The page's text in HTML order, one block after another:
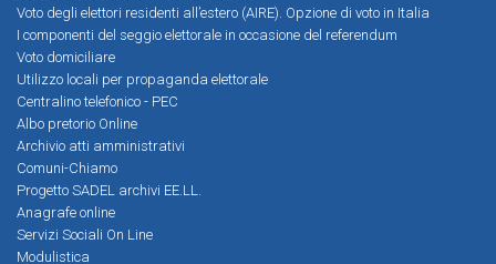
Voto degli elettori residenti all’estero (AIRE). Opzione di voto in Italia
I componenti del seggio elettorale in occasione del referendum
Voto domiciliare
Utilizzo locali per propaganda elettorale
Centralino telefonico - PEC
Albo pretorio Online
Archivio atti amministrativi
Comuni-Chiamo
Progetto SADEL archivi EE.LL.
Anagrafe online
Servizi Sociali On Line
Modulistica